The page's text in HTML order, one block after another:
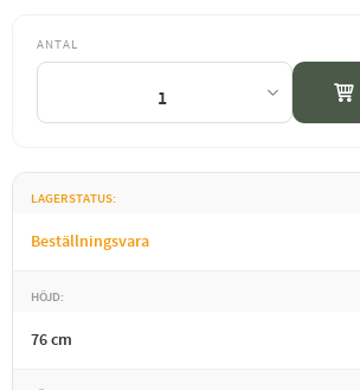
ANTAL
LAGERSTATUS
Beställningsvara
HÖJD
76 cm